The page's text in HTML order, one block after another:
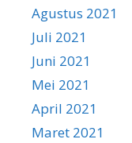
Agustus 2021
Juli 2021
Juni 2021
Mei 2021
April 2021
Maret 2021